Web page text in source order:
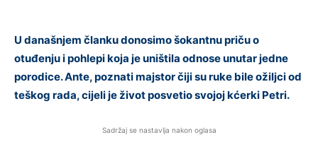
U današnjem članku donosimo šokantnu priču o
otuđenju i pohlepi koja je uništila odnose unutar jedne
porodice. Ante, poznati majstor čiji su ruke bile ožiljci od
teškog rada, cijeli je život posvetio svojoj kćerki Petri.
Sadržaj se nastavlja nakon oglasa